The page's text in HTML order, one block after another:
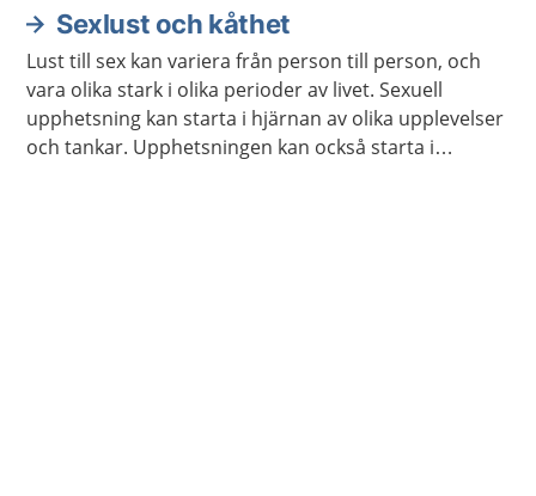
Sexlust och kåthet
Lust till sex kan variera från person till person, och
vara olika stark i olika perioder av livet. Sexuell
upphetsning kan starta i hjärnan av olika upplevelser
och tankar. Upphetsningen kan också starta i